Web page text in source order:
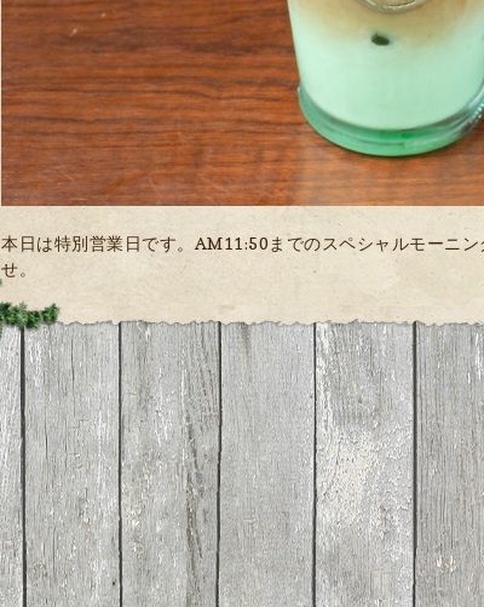
本日は特別営業日です。AM11:50までのスペシャルモーニ
せ。